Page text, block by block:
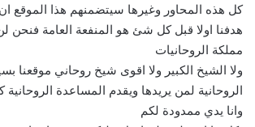
كل هذه المحاور وغيرها سيتضمنهم هذا الموقع
هدفنا اولا قبل كل شئ هو المنفعة العامة فنحن
مملكة الروحانيات
ولا الشيخ الكبير ولا اقوى شيخ روحاني موقعنا
الروحانية لمن يريدها ويقدم المساعدة الروحانية
وانا يدي ممدودة لكم